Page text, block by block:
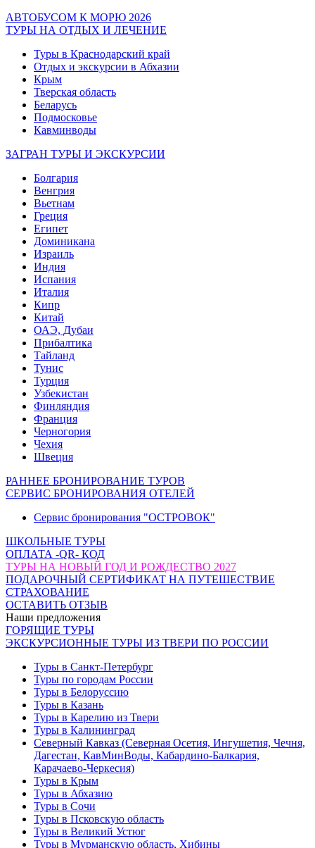
АВТОБУСОМ К МОРЮ 2026
ТУРЫ НА ОТДЫХ И ЛЕЧЕНИЕ
Туры в Краснодарский край
Отдых и экскурсии в Абхазии
Крым
Тверская область
Беларусь
Подмосковье
Кавминводы
ЗАГРАН ТУРЫ И ЭКСКУРСИИ
Болгария
Венгрия
Вьетнам
Греция
Египет
Доминикана
Израиль
Индия
Испания
Италия
Кипр
Китай
ОАЭ, Дубаи
Прибалтика
Тайланд
Тунис
Турция
Узбекистан
Финляндия
Франция
Черногория
Чехия
Швеция
РАННЕЕ БРОНИРОВАНИЕ ТУРОВ
СЕРВИС БРОНИРОВАНИЯ ОТЕЛЕЙ
Сервис бронирования "ОСТРОВОК"
ШКОЛЬНЫЕ ТУРЫ
ОПЛАТА -QR- КОД
ТУРЫ НА НОВЫЙ ГОД И РОЖДЕСТВО 2027
ПОДАРОЧНЫЙ СЕРТИФИКАТ НА ПУТЕШЕСТВИЕ
СТРАХОВАНИЕ
ОСТАВИТЬ ОТЗЫВ
Наши предложения
ГОРЯЩИЕ ТУРЫ
ЭКСКУРСИОННЫЕ ТУРЫ ИЗ ТВЕРИ ПО РОССИИ
Туры в Санкт-Петербург
Туры по городам России
Туры в Белоруссию
Туры в Казань
Туры в Карелию из Твери
Туры в Калининград
Северный Кавказ (Северная Осетия, Ингушетия, Чечня,
Дагестан, КавМинВоды, Кабардино-Балкария,
Карачаево-Черкесия)
Туры в Крым
Туры в Абхазию
Туры в Сочи
Туры в Псковскую область
Туры в Великий Устюг
Туры в Мурманскую область, Хибины